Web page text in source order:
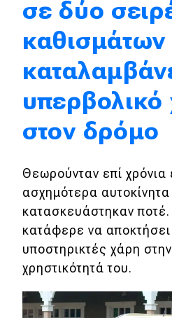
Motorsport
Eco
Νέα
Τεχνολογία
Mobility
Σταθμοί φόρτισης
Classic
Νέα
Παρουσιάσεις
σε δύο
στον δρόμο
Θεωρούνταν επί χρόνια
ασχημότερα
κατασκευάστηκαν
κατάφερε να
υποστηρικτές χάρη
χρηστικότητά του.